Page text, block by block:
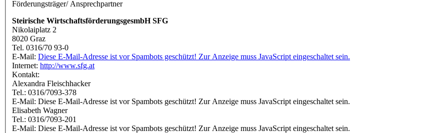
Förderungsträger/ Ansprechpartner
Steirische WirtschaftsförderungsgesmbH SFG
Nikolaiplatz 2
8020 Graz
Tel. 0316/70 93-0
E-Mail: Diese E-Mail-Adresse ist vor Spambots geschützt! Zur Anzeige muss JavaScript eingeschaltet sein.
Internet: http://www.sfg.at
Kontakt:
Alexandra Fleischhacker
Tel.: 0316/7093-378
E-Mail: Diese E-Mail-Adresse ist vor Spambots geschützt! Zur Anzeige muss JavaScript eingeschaltet sein.
Elisabeth Wagner
Tel.: 0316/7093-201
E-Mail: Diese E-Mail-Adresse ist vor Spambots geschützt! Zur Anzeige muss JavaScript eingeschaltet sein.